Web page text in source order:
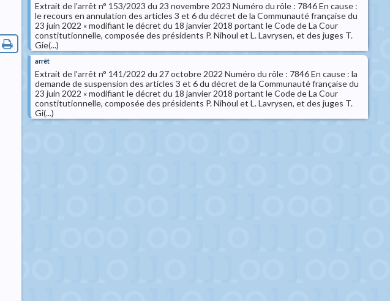
Extrait de l'arrêt n° 153/2023 du 23 novembre 2023 Numéro du rôle : 7846 En cause :
le recours en annulation des articles 3 et 6 du décret de la Communauté française du
23 juin 2022 « modifiant le décret du 18 janvier 2018 portant le Code de La Cour
constitutionnelle, composée des présidents P. Nihoul et L. Lavrysen, et des juges T.
Gie(...)
arrêt
Extrait de l'arrêt n° 141/2022 du 27 octobre 2022 Numéro du rôle : 7846 En cause : la
demande de suspension des articles 3 et 6 du décret de la Communauté française du
23 juin 2022 « modifiant le décret du 18 janvier 2018 portant le Code de La Cour
constitutionnelle, composée des présidents P. Nihoul et L. Lavrysen, et des juges T.
Gi(...)